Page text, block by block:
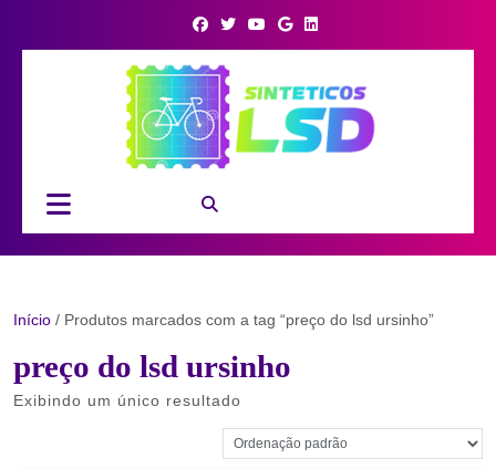
Button
Início / Produtos marcados com a tag “preço do lsd ursinho”
preço do lsd ursinho
Exibindo um único resultado